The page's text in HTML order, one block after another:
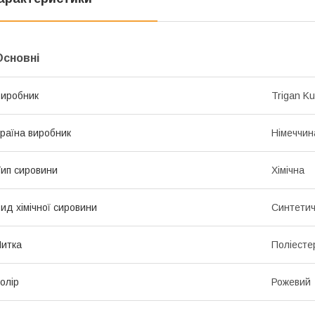
Trigan
виробник
сировини Хімічна
хімічної сировини
Рожевий